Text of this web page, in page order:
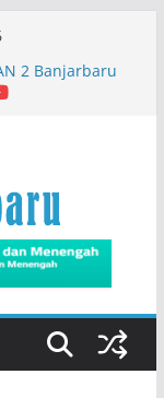
2 Banjarbaru
Dosen Biologi